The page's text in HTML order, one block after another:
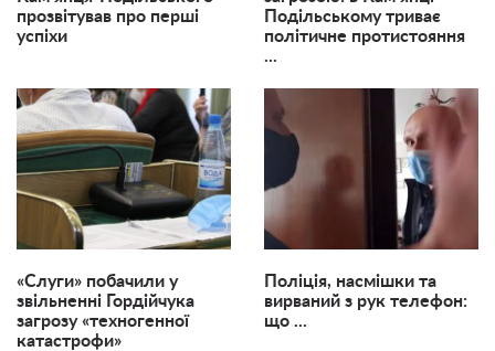
прозвітував про перші
успіхи
Подільському триває
політичне протистояння
...
«Слуги» побачили у
звільненні Гордійчука
загрозу «техногенної
катастрофи»
Поліція, насмішки та
вирваний з рук телефон:
що ...